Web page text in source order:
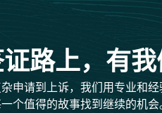
路上，有
申请到上诉，我们用专业和经
个值得的故事找到继续的机会